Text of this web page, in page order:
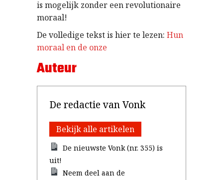
is mogelijk zonder een revolutionaire
moraal!
De volledige tekst is hier te lezen: Hun
moraal en de onze
Auteur
De redactie van Vonk
Bekijk alle artikelen
De nieuwste Vonk (nr. 355) is
uit!
Neem deel aan de